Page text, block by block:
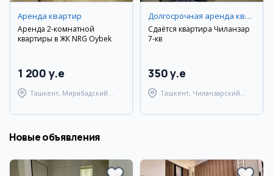
Аренда квартир
Аренда 2-комнатной
квартиры в ЖК NRG Oybek
1 200 y.e
Ташкент, Мирабадский
Долгосрочная аренда квартир
Сдаётся квартира Чиланзар
7-кв
350 y.e
Ташкент, Чиланзарский
Новые объявления